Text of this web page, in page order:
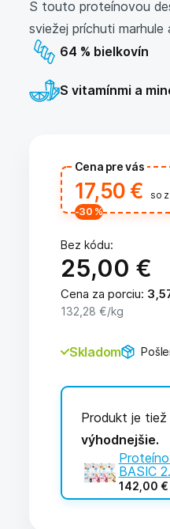
S touto proteínovou
sviežej príchuti
64 % bielkovín
S vitamínmi a
Cena pre vás
17,50 €
-30 %
so
Bez kódu:
25,00 €
Cena za porciu:
132,28 €/kg
Skladom
Produkt je
výhodnejšie.
BASIC
142,00 €